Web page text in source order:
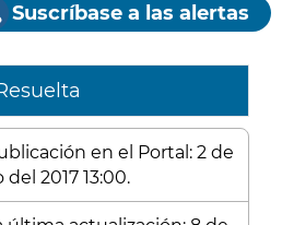
Suscríbase a las alertas
en el Portal: 2 de
del 2017 13:00.